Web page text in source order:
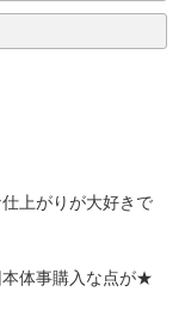
上がりが大好きで
本体事購入な点が★